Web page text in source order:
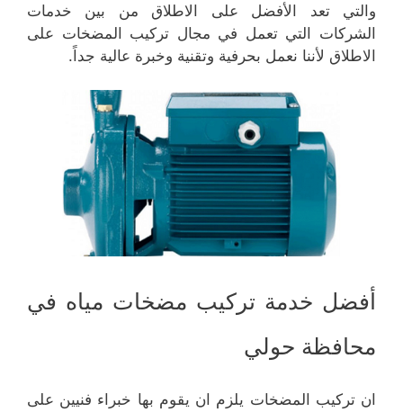
والتي تعد الأفضل على الاطلاق من بين خدمات
الشركات التي تعمل في مجال تركيب المضخات على
الاطلاق لأننا نعمل بحرفية وتقنية وخبرة عالية جداً.
أفضل خدمة تركيب مضخات مياه في
محافظة حولي
ان تركيب المضخات يلزم ان يقوم بها خبراء فنيين على